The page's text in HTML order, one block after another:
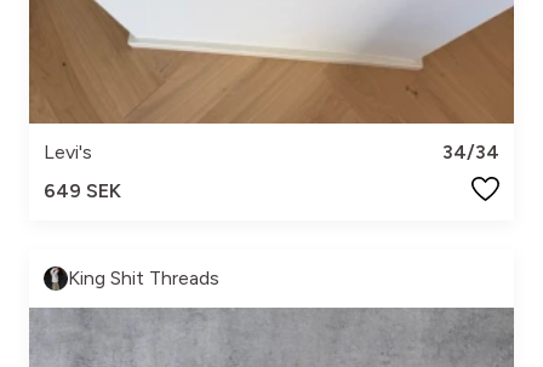
Levi's
34/34
649 SEK
King Shit Threads